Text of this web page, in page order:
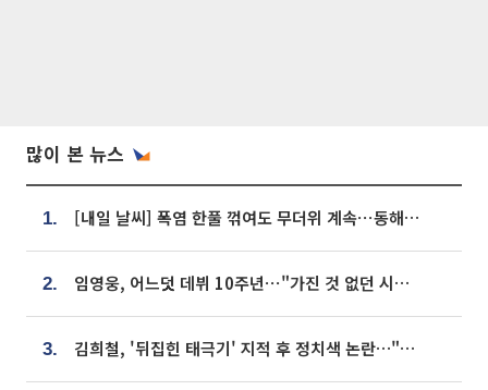
많이 본 뉴스
1. [내일 날씨] 폭염 한풀 꺾여도 무더위 계속⋯동해안 이틀 연속 비
2. 임영웅, 어느덧 데뷔 10주년⋯"가진 것 없던 시절, 내 앞엔 20명의 팬뿐"
3. 김희철, '뒤집힌 태극기' 지적 후 정치색 논란…"좌우 떠나 우리나라 국기"